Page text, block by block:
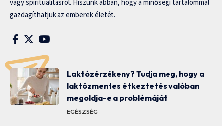
vagy spiritualitásról. Hiszünk abban, hogy a minőségi tartalommal
gazdagíthatjuk az emberek életét.
Laktózérzékeny? Tudja meg, hogy a
laktózmentes étkeztetés valóban
megoldja-e a problémáját
EGÉSZSÉG